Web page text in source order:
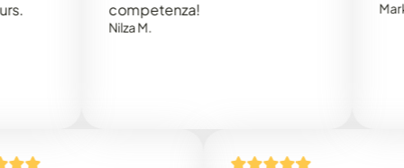
competenza!
Mark N.